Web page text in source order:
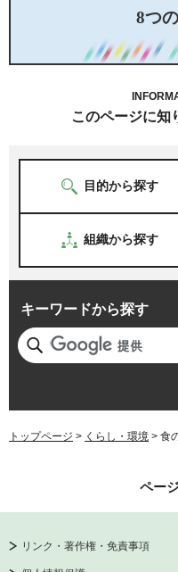
8つ
このページに知
目的から探す
組織から探す
キーワードから探す
トップページ > くらし・環境 > 食
ペー
リンク・著作権・免責事項